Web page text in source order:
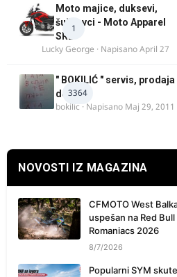
1
Moto majice, duksevi,
šuškavci - Moto Apparel
SRB
Lucky George · NapisanoApril 27
3364
" BOKILIĆ " servis, prodaja
delova
bokilic · Napisano Maj 29, 2011
NOVOSTI IZ MAGAZINA
CFMOTO West
uspešan na Red Bull
Romaniacs 2026
8/7/2026
Popularni SYM